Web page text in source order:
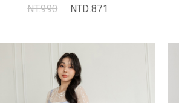
NT.990
NTD.871